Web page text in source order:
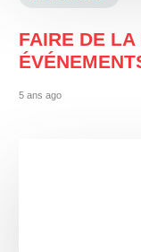
FAIRE DE
5 ans ago